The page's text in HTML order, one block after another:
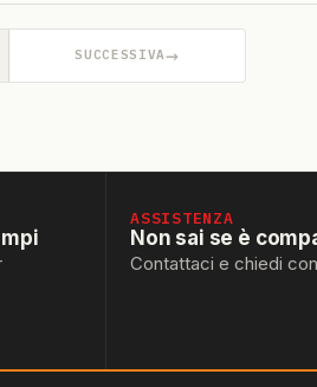
SUCCESSIVA→
ASSISTENZA
Non sai se è
Contattaci e chiedi